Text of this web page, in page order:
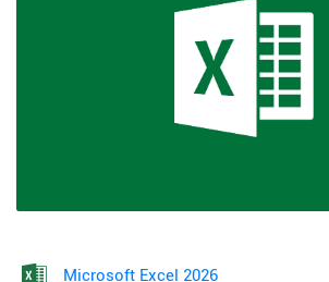
Microsoft Excel 2026